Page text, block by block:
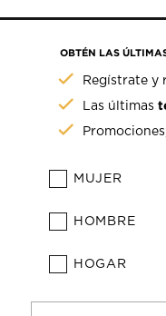
OBTÉN LAS
Regístrate y
Las últimas
MUJER
HOMBRE
HOGAR